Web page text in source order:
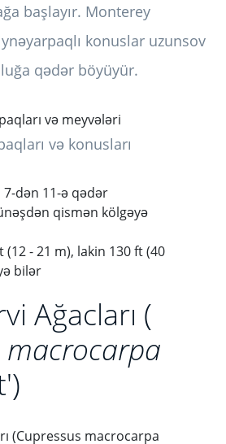
başlayır. Monterey
konuslar uzunsov
qədər böyüyür.
və konusları
7-dən 11-ə qədər
qismən kölgəyə
(12 - 21 m), lakin 130 ft (40
bilər
Ağacları (
macrocarpa